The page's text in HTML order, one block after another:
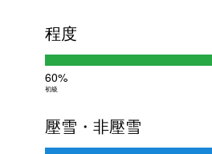
程度
60%
初級
壓雪・非壓雪